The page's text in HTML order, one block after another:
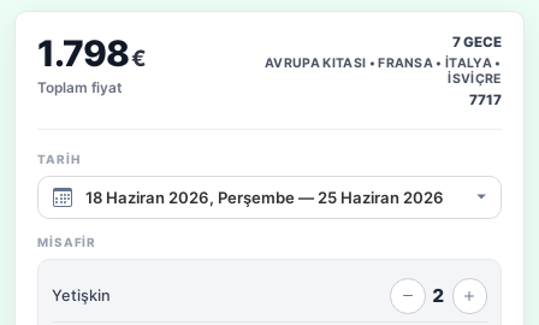
1.798€
Toplam fiyat
7 GECE
AVRUPA KITASI • FRANSA • İTALYA •
İSVİÇRE
7717
TARIH
Çıkış tarihi aralığı
MISAFIR
Yetişkin 2